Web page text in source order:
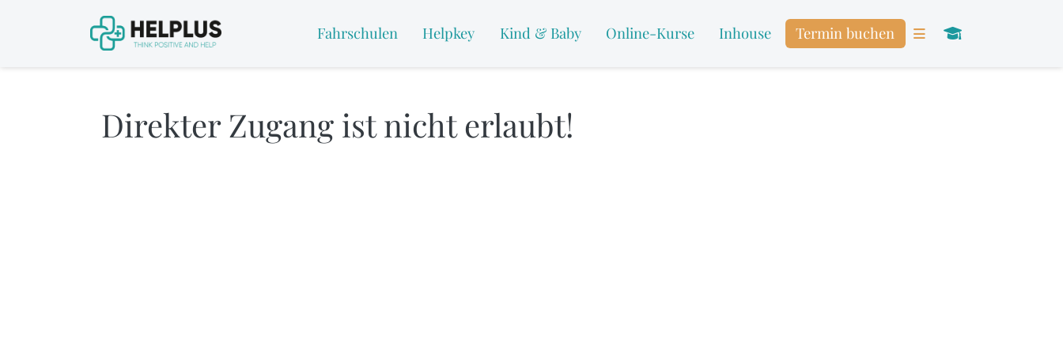
Fahrschulen Helpkey Kind & Baby Online-Kurse Inhouse Termin buchen
Direkter Zugang ist nicht erlaubt!